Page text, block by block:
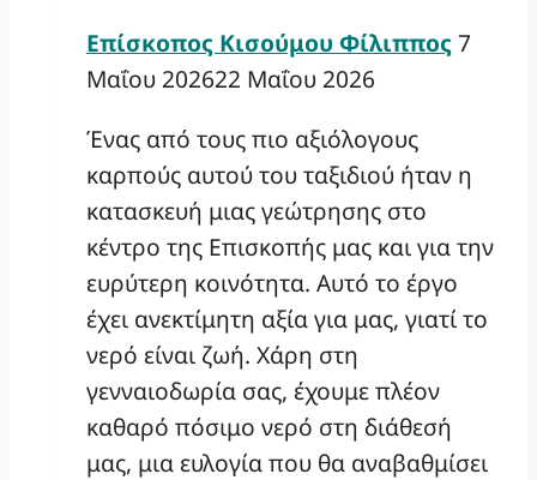
Επίσκοπος Κισούμου Φίλιππος 7
Μαΐου 202622 Μαΐου 2026
Ένας από τους πιο αξιόλογους
καρπούς αυτού του ταξιδιού ήταν η
κατασκευή μιας γεώτρησης στο
κέντρο της Επισκοπής μας και για την
ευρύτερη κοινότητα. Αυτό το έργο
έχει ανεκτίμητη αξία για μας, γιατί το
νερό είναι ζωή. Χάρη στη
γενναιοδωρία σας, έχουμε πλέον
καθαρό πόσιμο νερό στη διάθεσή
μας, μια ευλογία που θα αναβαθμίσει